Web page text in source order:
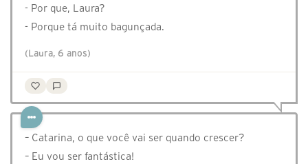
- Por que, Laura?
- Porque tá muito bagunçada.
(Laura, 6 anos)
– Catarina, o que você vai ser quando crescer?
– Eu vou ser fantástica!